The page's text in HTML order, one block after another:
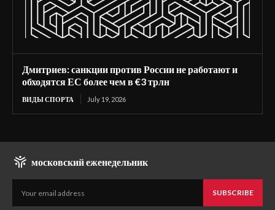
Дмитриев: санкции против России не работают и
обходятся ЕС более чем в €3 трлн
ВИДЫ СПОРТА July 19, 2026
московский еженедельник
SUBSCRIBE